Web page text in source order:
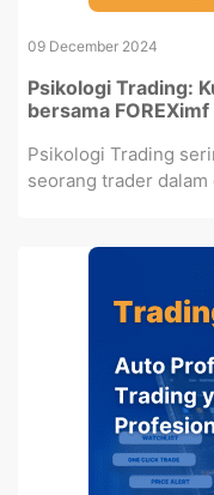
09 December 2024
Psikologi Trading:
bersama FOREXimf
Psikologi Trading
seorang trader dalam